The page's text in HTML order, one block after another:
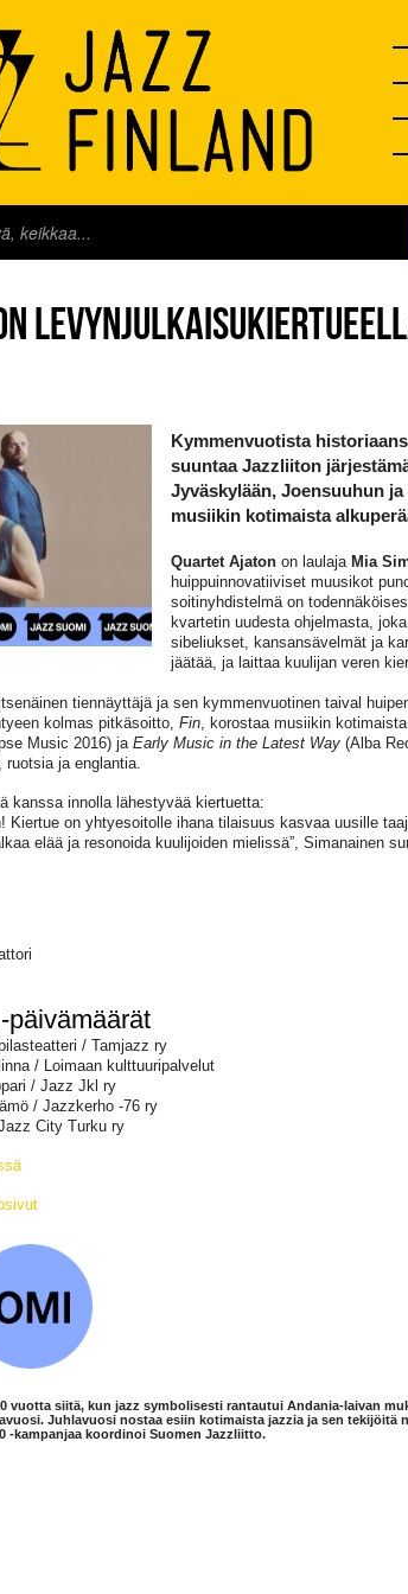
Kymmenvuotista
suuntaa Jazzliiton
Jyväskylään, Joensuuhun
musiikin kotimaista
Quartet Ajatonon laulaja Mia
huippuinnovatiiviset muusikot
soitinyhdistelmä on
kvartetin uudesta ohjelmasta,
sibeliukset, kansansävelmät ja
jäätää, ja laittaa kuulijan veren
tiennäyttäjä ja sen kymmenvuotinen taival
kolmas pitkäsoitto, Fin, korostaa musiikin
Music 2016) ja Early Music in the Latest Way(Alba
ja englantia.
kanssa innolla lähestyvää kiertuetta:
Kiertue on yhtyesoitolle ihana tilaisuus kasvaa uusille
elää ja resonoida kuulijoiden mielissä”, Simanainen
päivämäärät
/ Tamjazz ry
/ Loimaan kulttuuripalvelut
/ Jazz Jkl ry
/ Jazzkerho -76 ry
City Turku ry
vuotta siitä, kun jazz symbolisesti rantautui Andania-laivan
Juhlavuosi nostaa esiin kotimaista jazzia ja sen tekijöitä
-kampanjaa koordinoi Suomen Jazzliitto.